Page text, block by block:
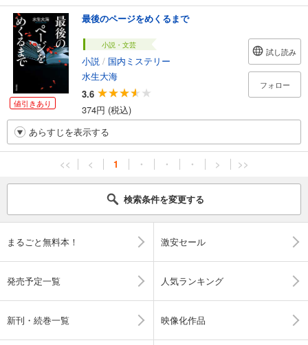
値引きあり
最後のページをめくるまで
小説・文芸
小説 / 国内ミステリー
水生大海
3.6
374円 (税込)
試し読み
フォロー
あらすじを表示する
<< < 1 ・ ・ ・ > >>
検索条件を変更する
まるごと無料本！ 激安セール
発売予定一覧 人気ランキング
新刊・続巻一覧 映像化作品